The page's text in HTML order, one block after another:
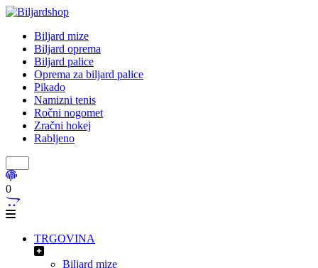
Biljard mize
Biljard oprema
Biljard palice
Oprema za biljard palice
Pikado
Namizni tenis
Ročni nogomet
Zračni hokej
Rabljeno
0
TRGOVINA
Biljard mize